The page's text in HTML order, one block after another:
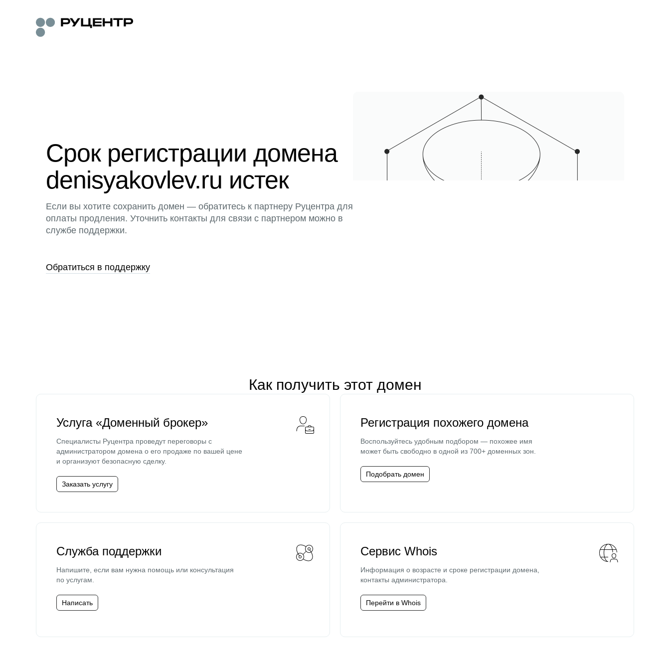
Срок регистрации домена
denisyakovlev.ru истек
Если вы хотите сохранить домен — обратитесь к партнеру Руцентра для
оплаты продления. Уточнить контакты для связи с партнером можно в
службе поддержки.
Обратиться в поддержку
Как получить этот домен
Услуга «Доменный брокер»
Специалисты Руцентра проведут переговоры с
администратором домена о его продаже по вашей цене
и организуют безопасную сделку.
Заказать услугу
Регистрация похожего домена
Воспользуйтесь удобным подбором — похожее имя
может быть свободно в одной из 700+ доменных зон.
Подобрать домен
Служба поддержки
Напишите, если вам нужна помощь или консультация
по услугам.
Написать
Сервис Whois
Информация о возрасте и сроке регистрации домена,
контакты администратора.
Перейти в Whois